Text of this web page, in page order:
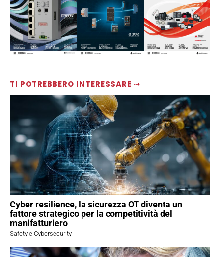
TI POTREBBERO INTERESSARE ⇢
Cyber resilience, la sicurezza OT diventa un
fattore strategico per la competitività del
manifatturiero
Safety e Cybersecurity